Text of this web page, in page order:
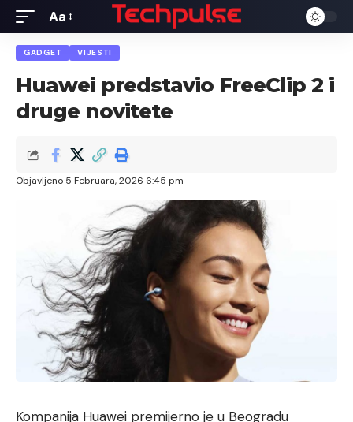
Font
Resizer
Aa
GADGET VIJESTI
Huawei predstavio FreeClip 2 i
druge novitete
Objavljeno 5 Februara, 2026 6:45 pm
Kompanija Huawei premijerno je u Beogradu